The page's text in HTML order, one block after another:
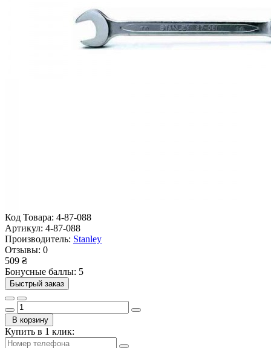
Код Товара: 4-87-088
Артикул: 4-87-088
Производитель: Stanley
Отзывы: 0
509 ₴
Бонусные баллы: 5
Быстрый заказ
В корзину
Купить в 1 клик: